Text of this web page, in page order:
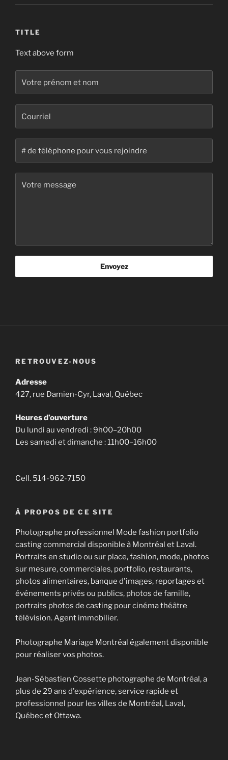
TITLE
Text above form
Envoyez
RETROUVEZ-NOUS
Adresse
427, rue Damien-Cyr, Laval, Québec
Heures d’ouverture
Du lundi au vendredi : 9h00–20h00
Les samedi et dimanche : 11h00–16h00
Cell. 514-962-7150
À PROPOS DE CE SITE
Photographe professionnel Mode fashion portfolio
casting commercial disponible à Montréal et Laval.
Portraits en studio ou sur place, fashion, mode, photos
sur mesure, commerciales, portfolio, restaurants,
photos alimentaires, banque d'images, reportages et
événements privés ou publics, photos de famille,
portraits photos de casting pour cinéma théâtre
télévision. Agent immobilier.
Photographe Mariage Montréal également disponible
pour réaliser vos photos.
Jean-Sébastien Cossette photographe de Montréal, a
plus de 29 ans d'expérience, service rapide et
professionnel pour les villes de Montréal, Laval,
Québec et Ottawa.